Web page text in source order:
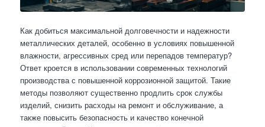
Как добиться максимальной долговечности и надежности
металлических деталей, особенно в условиях повышенной
влажности, агрессивных сред или перепадов температур?
Ответ кроется в использовании современных технологий
производства с повышенной коррозионной защитой. Такие
методы позволяют существенно продлить срок службы
изделий, снизить расходы на ремонт и обслуживание, а
также повысить безопасность и качество конечной